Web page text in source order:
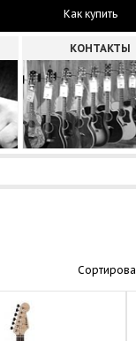
Как купить
КОНТАКТЫ